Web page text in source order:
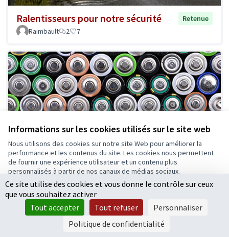
Informations sur les cookies utilisés sur le site web
Nous utilisons des cookies sur notre site Web pour améliorer la
performance et les contenus du site. Les cookies nous permettent
de fournir une expérience utilisateur et un contenu plus
personnalisés à partir de nos canaux de médias sociaux.
Tout accepter
Accepter seulement les cookies essentiels
Paramètres
Ralentisseurs pour notre sécurité
Retenue
Raimbault
2 7
"Pile ou face" : des bornes pour
Ce site utilise des cookies et vous donne le contrôle sur ceux
que vous souhaitez activer
Tout accepter
Tout refuser
Personnaliser
Politique de confidentialité